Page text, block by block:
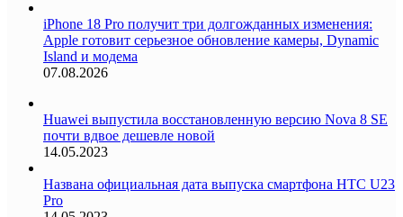
iPhone 18 Pro получит три долгожданных изменения:
Apple готовит серьезное обновление камеры, Dynamic
Island и модема
07.08.2026
Huawei выпустила восстановленную версию Nova 8 SE
почти вдвое дешевле новой
14.05.2023
Названа официальная дата выпуска смартфона HTC U23
Pro